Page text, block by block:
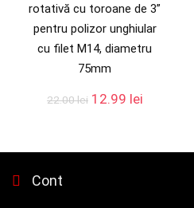
rotativă cu toroane de 3”
pentru polizor unghiular
cu filet M14, diametru
75mm
22.00lei 12.99 lei
Cont